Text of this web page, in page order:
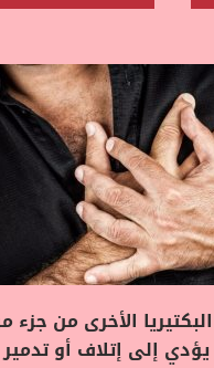
الأخرى من
إلى إتلاف أو